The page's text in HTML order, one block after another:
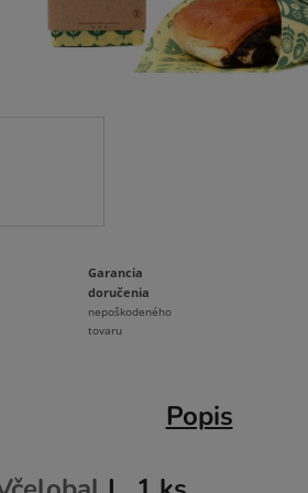
Garancia
doručenia
nepoškodeného
tovaru
Popis